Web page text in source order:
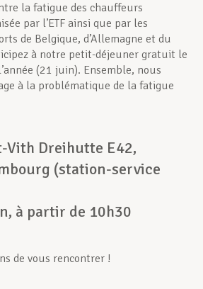
la fatigue des chauffeurs
par l’ETF ainsi que par les
de Belgique, d’Allemagne et du
à notre petit-déjeuner gratuit le
(21 juin). Ensemble, nous
à la problématique de la fatigue
Vith Dreihutte E42,
(station-service
à partir de 10h30
de vous rencontrer !